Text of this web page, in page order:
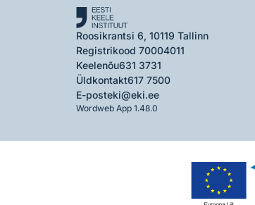
Roosikrantsi 6, 10119 Tallinn
Registrikood 70004011
Keelenõu631 3731
Üldkontakt617 7500
E-posteki@eki.ee
Wordweb App 1.48.0